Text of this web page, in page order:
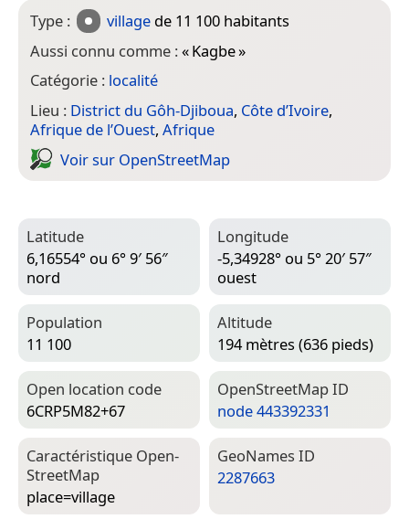
Type : village de 11 100 habitants
Aussi connu comme :«Kagbe»
Catégorie : localité
Lieu : District du Gôh-Djiboua, Côte d’Ivoire,
Afrique de l’Ouest, Afrique
Voir sur Open­Street­Map
Latitude
6,16554° ou 6° 9′ 56″
nord
Longitude
-5,34928° ou 5° 20′ 57″
ouest
Population
11 100
Altitude
194 mètres (636 pieds)
Open location code
6CRP5M82+67
Open­Street­Map ID
node 443392331
Caractéristique Open­
Street­Map
place=­village
Geo­Names ID
2287663